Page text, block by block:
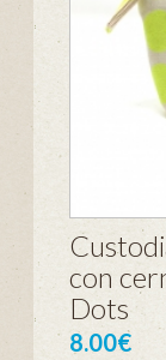
con
Dots
8.00€